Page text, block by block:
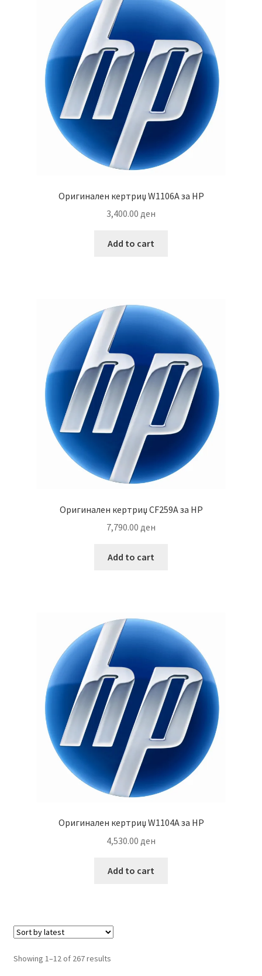
Оригинален кертриџ W1106A за HP
3,400.00 ден
Add to cart
Оригинален кертриџ CF259A за HP
7,790.00 ден
Add to cart
Оригинален кертриџ W1104A за HP
4,530.00 ден
Add to cart
Showing 1–12 of 267 resultsSorted